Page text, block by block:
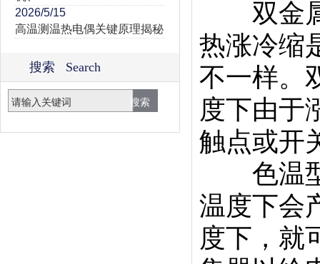
2026/5/15
高温测温热电偶关键原理揭秘
搜索 Search
双金属
热涨冷缩
不一样。
度下由于
触点或开
色温型
温度下会
度下，就